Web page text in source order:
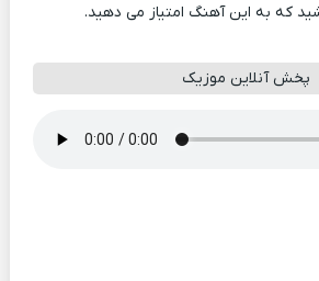
که به این آهنگ امتیاز می دهید.
پخش آنلاین موزیک